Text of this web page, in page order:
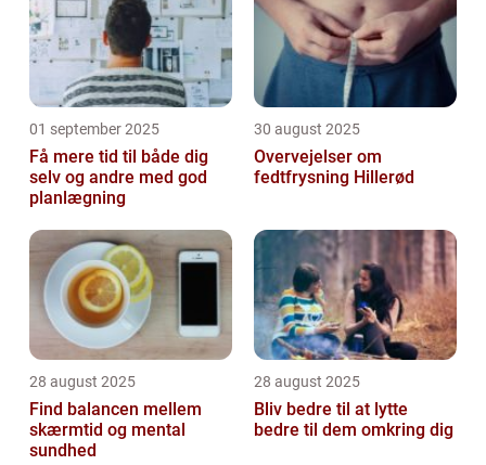
01 september 2025
Få mere tid til både dig
selv og andre med god
planlægning
30 august 2025
Overvejelser om
fedtfrysning Hillerød
28 august 2025
Find balancen mellem
skærmtid og mental
sundhed
28 august 2025
Bliv bedre til at lytte
bedre til dem omkring dig